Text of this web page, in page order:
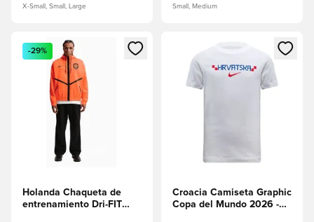
X-Small, Small, Large Small, Medium
Abre un modal para iniciar sesión o registrarse como
-29%
Holanda Chaqueta de
entrenamiento Dri-FIT
Abre un modal para iniciar
Croacia Camiseta Graphic
Copa del Mundo 2026 -